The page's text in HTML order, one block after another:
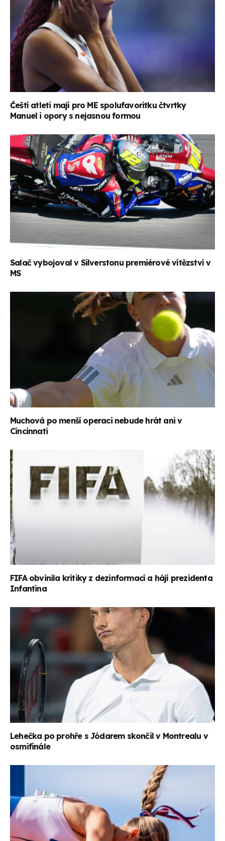
Čeští atleti mají pro ME spolufavoritku čtvrtky
Manuel i opory s nejasnou formou
Salač vybojoval v Silverstonu premiérové vítězství v
MS
Muchová po menší operaci nebude hrát ani v
Cincinnati
FIFA obvinila kritiky z dezinformací a hájí prezidenta
Infantina
Lehečka po prohře s Jódarem skončil v Montrealu v
osmifinále